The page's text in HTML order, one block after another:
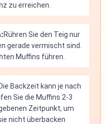
zu erreichen.
Rühren Sie den Teig nur
gerade vermischt sind.
Muffins führen.
Die Backzeit kann je nach
Sie die Muffins 2-3
Zeitpunkt, um
nicht überbacken